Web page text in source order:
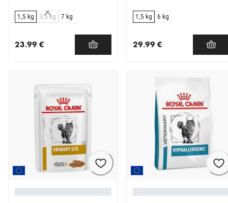
1,5 kg 3,5 kg 7 kg
23.99 €
1,5 kg 6 kg
29.99 €